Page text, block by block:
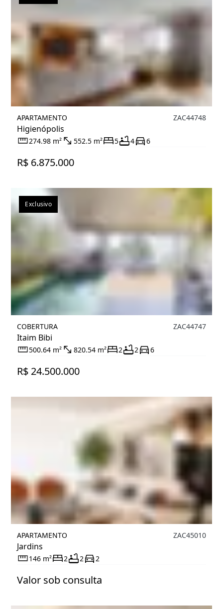
APARTAMENTO
Higienópolis
ZAC44748
274.98 m² 552.5 m² 5 4 6
R$ 6.875.000
Exclusivo
COBERTURA
Itaim Bibi
ZAC44747
500.64 m² 820.54 m² 2 2 6
R$ 24.500.000
APARTAMENTO
Jardins
ZAC45010
146 m² 2 2 2
Valor sob consulta